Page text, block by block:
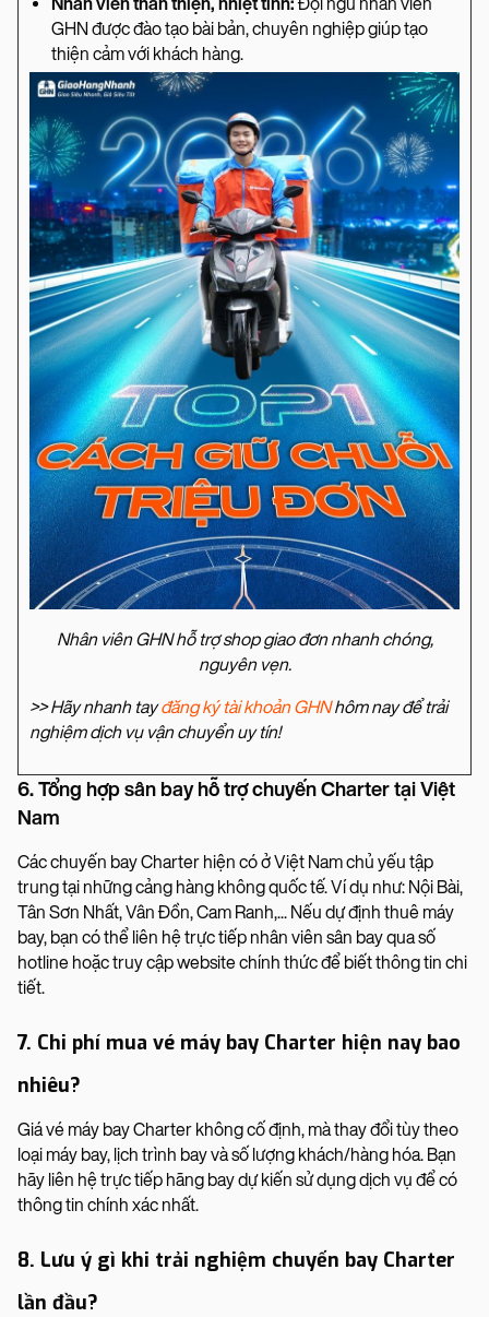
GHN được đào tạo bài bản, chuyên nghiệp giúp tạo
thiện cảm với khách hàng.
Nhân viên GHN hỗ trợ shop giao đơn nhanh chóng,
nguyên vẹn.
>> Hãy nhanh tayđăng ký tài khoản GHNhôm nay để trải
nghiệm dịch vụ vận chuyển uy tín!
6. Tổng hợp sân bay hỗ trợ chuyến Charter tại Việt
Nam
Các chuyến bay Charter hiện có ở Việt Nam chủ yếu tập
trung tại những cảng hàng không quốc tế. Ví dụ như: Nội Bài,
Tân Sơn Nhất, Vân Đồn, Cam Ranh,... Nếu dự định thuê máy
bay, bạn có thể liên hệ trực tiếp nhân viên sân bay qua số
hotline hoặc truy cập website chính thức để biết thông tin chi
tiết.
7. Chi phí mua vé máy bay Charter hiện nay bao
nhiêu?
Giá vé máy bay Charter không cố định, mà thay đổi tùy theo
loại máy bay, lịch trình bay và số lượng khách/hàng hóa. Bạn
hãy liên hệ trực tiếp hãng bay dự kiến sử dụng dịch vụ để có
thông tin chính xác nhất.
8. Lưu ý gì khi trải nghiệm chuyến bay Charter
lần đầu?